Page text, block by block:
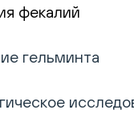
фекалий
гельминта